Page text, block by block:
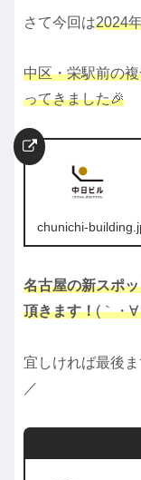
さて今回は2024
中区・栄駅前の
ってきました🎉
chunichi-
名古屋の新スポ
頂きます！(｀・∀
宜しければ最後
／